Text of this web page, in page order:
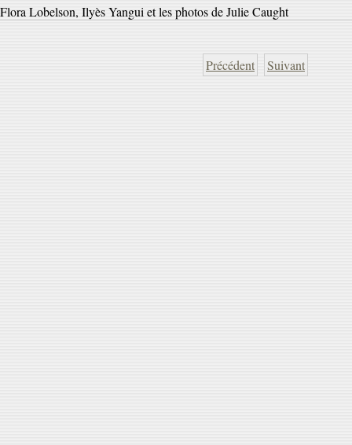
Flora Lobelson, Ilyès Yangui et les photos de Julie Caught
Précédent Suivant